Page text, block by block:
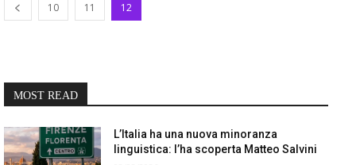
10 11 12
MOST READ
L’Italia ha una nuova minoranza
linguistica: l’ha scoperta Matteo Salvini